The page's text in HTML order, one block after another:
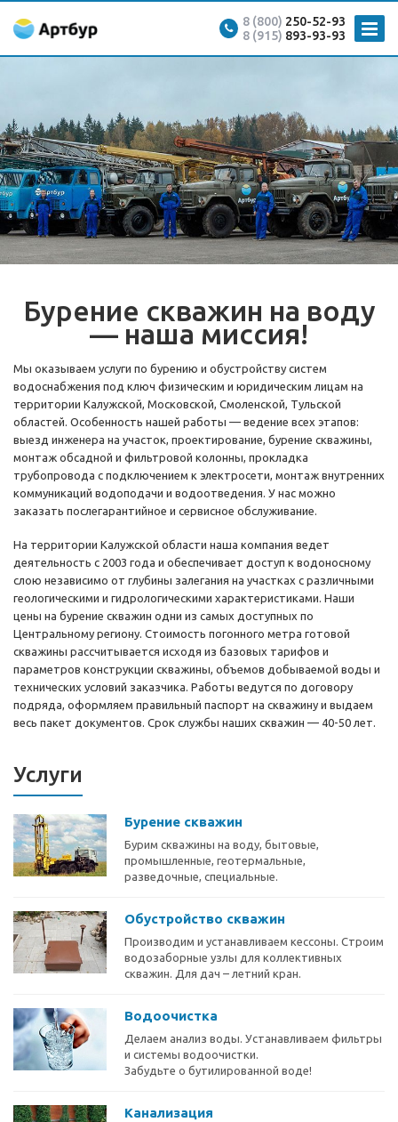
8 (800) 250-52-93
8 (915) 893-93-93
Бурение скважин на воду
— наша миссия!
Мы оказываем услуги по бурению и обустройству систем
водоснабжения под ключ физическим и юридическим лицам на
территории Калужской, Московской, Смоленской, Тульской
областей. Особенность нашей работы — ведение всех этапов:
выезд инженера на участок, проектирование, бурение скважины,
монтаж обсадной и фильтровой колонны, прокладка
трубопровода с подключением к электросети, монтаж внутренних
коммуникаций водоподачи и водоотведения. У нас можно
заказать послегарантийное и сервисное обслуживание.
На территории Калужской области наша компания ведет
деятельность с 2003 года и обеспечивает доступ к водоносному
слою независимо от глубины залегания на участках с различными
геологическими и гидрологическими характеристиками. Наши
цены на бурение скважин одни из самых доступных по
Центральному региону. Стоимость погонного метра готовой
скважины рассчитывается исходя из базовых тарифов и
параметров конструкции скважины, объемов добываемой воды и
технических условий заказчика. Работы ведутся по договору
подряда, оформляем правильный паспорт на скважину и выдаем
весь пакет документов. Срок службы наших скважин — 40-50 лет.
Услуги
Бурение скважин
Бурим скважины на воду, бытовые,
промышленные, геотермальные,
разведочные, специальные.
Обустройство скважин
Производим и устанавливаем кессоны. Строим
водозаборные узлы для коллективных
скважин. Для дач – летний кран.
Водоочистка
Делаем анализ воды. Устанавливаем фильтры
и системы водоочистки.
Забудьте о бутилированной воде!
Канализация